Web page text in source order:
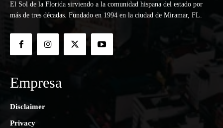
El Sol de la Florida sirviendo a la comunidad hispana del estado por
más de tres décadas. Fundado en 1994 en la ciudad de Miramar, FL.
Empresa
Disclaimer
Privacy